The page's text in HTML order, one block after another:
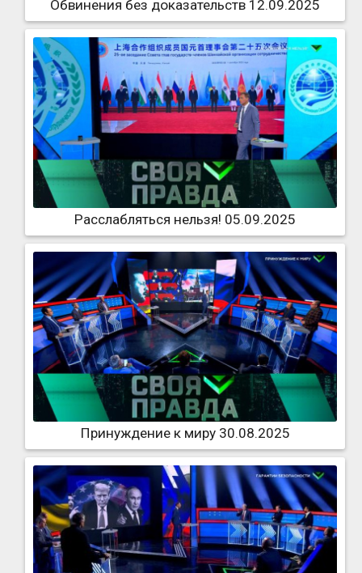
Обвинения без доказательств 12.09.2025
Расслабляться нельзя! 05.09.2025
Принуждение к миру 30.08.2025